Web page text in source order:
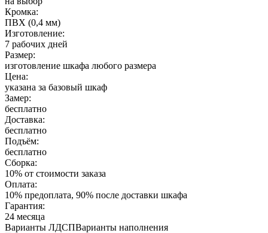
Кромка:
ПВХ (0,4 мм)
Изготовление:
7 рабочих дней
Размер:
изготовление шкафа любого размера
Цена:
указана за базовый шкаф
Замер:
бесплатно
Доставка:
бесплатно
Подъём:
бесплатно
Сборка:
10% от стоимости заказа
Оплата:
10% предоплата, 90% после доставки шкафа
Гарантия:
24 месяца
Варианты ЛДСПВарианты наполнения